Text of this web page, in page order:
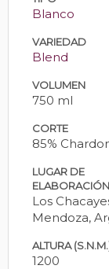
Blanco
VARIEDAD
Blend
VOLUMEN
750 ml
CORTE
85%
LUGAR DE
ELABORACIÓN
Los
Mendoza,
ALTURA
1200